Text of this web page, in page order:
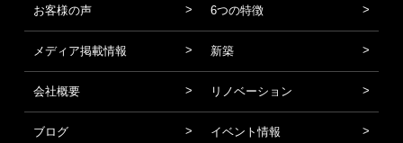
お客様の声 6つの特徴
メディア掲載情報 新築
会社概要 リノベーション
ブログ イベント情報